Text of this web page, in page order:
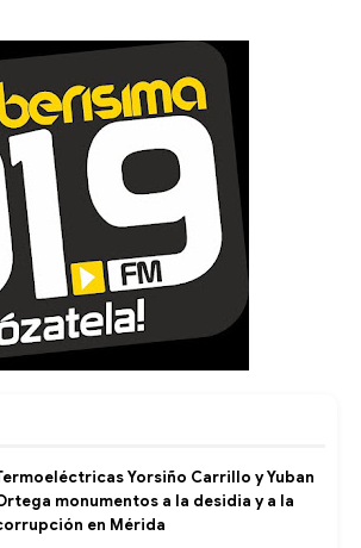
Yorsiño Carrillo y Yuban
monumentos a la desidia y a la
en Mérida